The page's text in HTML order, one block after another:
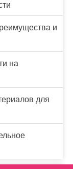
и
на
для